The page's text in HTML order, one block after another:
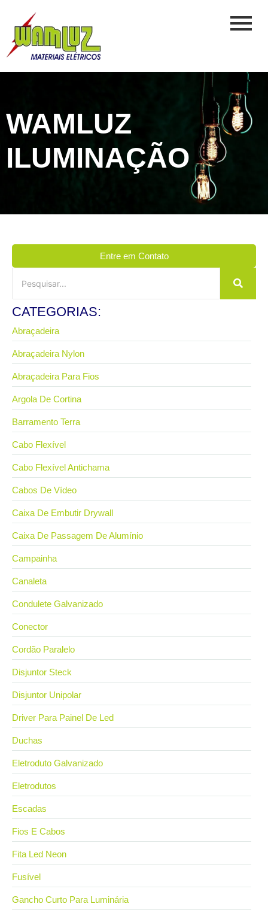
WAMLUZ
ILUMINAÇÃO
Entre em Contato
CATEGORIAS:
Abraçadeira
Abraçadeira Nylon
Abraçadeira Para Fios
Argola De Cortina
Barramento Terra
Cabo Flexível
Cabo Flexível Antichama
Cabos De Vídeo
Caixa De Embutir Drywall
Caixa De Passagem De Alumínio
Campainha
Canaleta
Condulete Galvanizado
Conector
Cordão Paralelo
Disjuntor Steck
Disjuntor Unipolar
Driver Para Painel De Led
Duchas
Eletroduto Galvanizado
Eletrodutos
Escadas
Fios E Cabos
Fita Led Neon
Fusível
Gancho Curto Para Luminária